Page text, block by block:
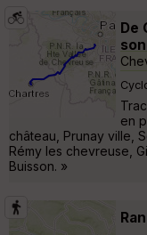
De
en
château, Prunay ville,
Rémy les chevreuse,
Buisson. »